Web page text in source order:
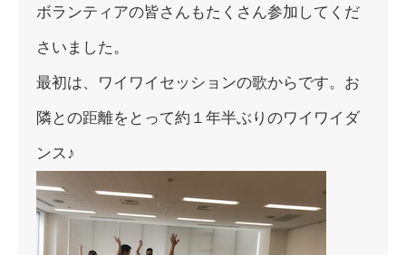
ボランティアの皆さんもたくさん参加してくだ
さいました。
最初は、ワイワイセッションの歌からです。お
隣との距離をとって約１年半ぶりのワイワイダ
ンス♪